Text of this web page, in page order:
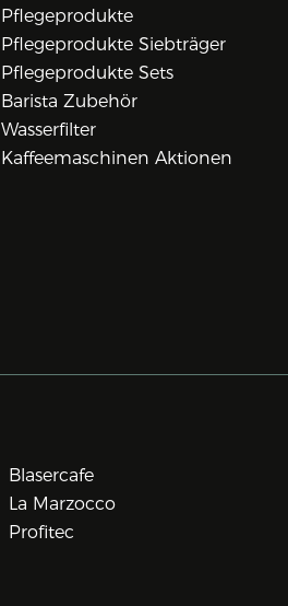
Pflegeprodukte
Pflegeprodukte Siebträger
Pflegeprodukte Sets
Barista Zubehör
Wasserfilter
Kaffeemaschinen Aktionen
Blasercafe
La Marzocco
Profitec